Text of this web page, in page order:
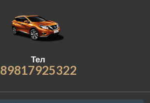
Тел
89817925322